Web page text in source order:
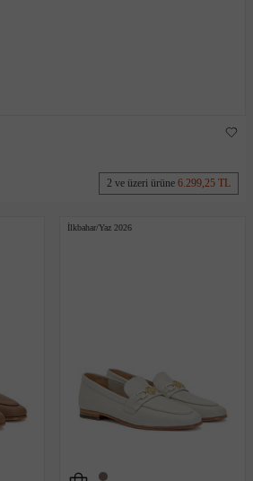
2 ve üzeri ürüne 6.299,25 TL
İlkbahar/Yaz 2026